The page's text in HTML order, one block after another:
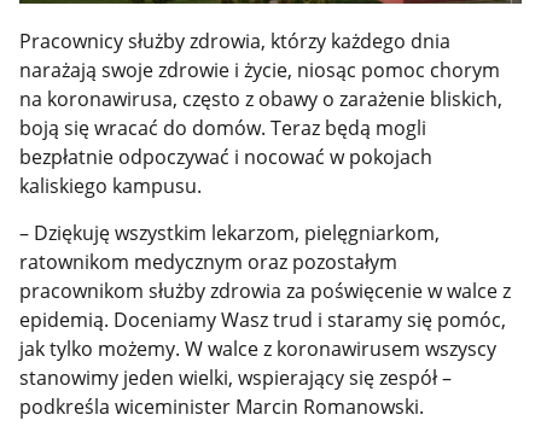
Pracownicy służby zdrowia, którzy każdego dnia
narażają swoje zdrowie i życie, niosąc pomoc chorym
na koronawirusa, często z obawy o zarażenie bliskich,
boją się wracać do domów. Teraz będą mogli
bezpłatnie odpoczywać i nocować w pokojach
kaliskiego kampusu.
– Dziękuję wszystkim lekarzom, pielęgniarkom,
ratownikom medycznym oraz pozostałym
pracownikom służby zdrowia za poświęcenie w walce z
epidemią. Doceniamy Wasz trud i staramy się pomóc,
jak tylko możemy. W walce z koronawirusem wszyscy
stanowimy jeden wielki, wspierający się zespół –
podkreśla wiceminister Marcin Romanowski.